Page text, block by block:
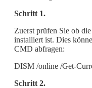
Schritt 1.
Zuerst prüfen Sie ob
installiert ist. Dies
CMD abfragen:
DISM /online /Get-
Schritt 2.